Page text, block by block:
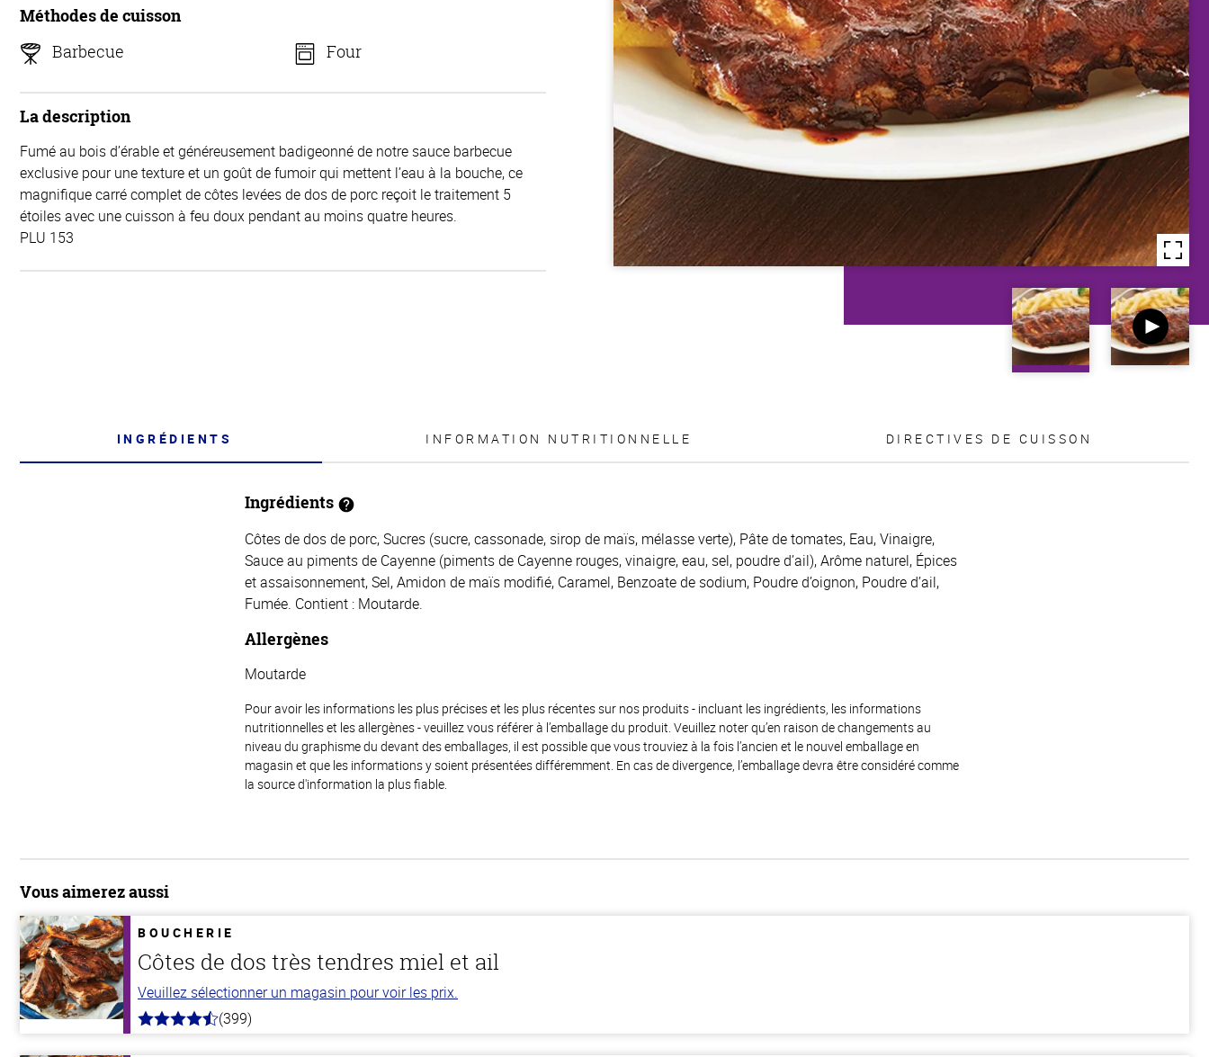
Méthodes de cuisson
Barbecue
Four
La description
Fumé au bois d’érable et généreusement badigeonné de notre sauce barbecue
exclusive pour une texture et un goût de fumoir qui mettent l’eau à la bouche, ce
magnifique carré complet de côtes levées de dos de porc reçoit le traitement 5
étoiles avec une cuisson à feu doux pendant au moins quatre heures.
PLU 153
INGRÉDIENTS INFORMATION NUTRITIONNELLE DIRECTIVES DE CUISSON
Ingrédients
Côtes de dos de porc, Sucres (sucre, cassonade, sirop de maïs, mélasse verte), Pâte de tomates, Eau, Vinaigre,
Sauce au piments de Cayenne (piments de Cayenne rouges, vinaigre, eau, sel, poudre d’ail), Arôme naturel, Épices
et assaisonnement, Sel, Amidon de maïs modifié, Caramel, Benzoate de sodium, Poudre d’oignon, Poudre d’ail,
Fumée. Contient : Moutarde.
Allergènes
Moutarde
Pour avoir les informations les plus précises et les plus récentes sur nos produits - incluant les ingrédients, les informations
nutritionnelles et les allergènes - veuillez vous référer à l’emballage du produit. Veuillez noter qu’en raison de changements au
niveau du graphisme du devant des emballages, il est possible que vous trouviez à la fois l’ancien et le nouvel emballage en
magasin et que les informations y soient présentées différemment. En cas de divergence, l’emballage devra être considéré comme
la source d'information la plus fiable.
Vous aimerez aussi
BOUCHERIE
Côtes de dos très tendres miel et ail
Veuillez sélectionner un magasin pour voir les prix.
4.8
(399)